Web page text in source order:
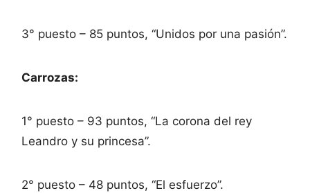
3° puesto – 85 puntos, “Unidos por una pasión”.
Carrozas:
1° puesto – 93 puntos, “La corona del rey
Leandro y su princesa”.
2° puesto – 48 puntos, “El esfuerzo”.